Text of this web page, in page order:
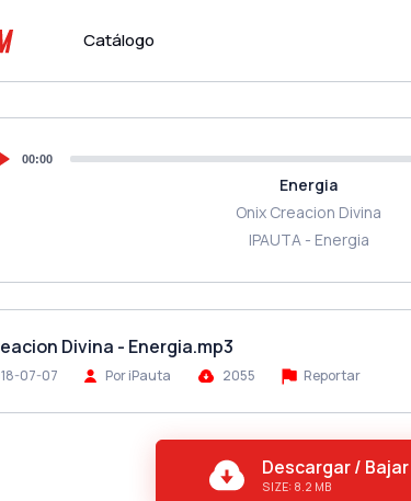
Catálogo
00:00
Energia
Onix Creacion Divina
IPAUTA - Energia
Divina - Energia.mp3
07-07 Por iPauta 2055 Reportar
Descargar / Bajar
SIZE: 8.2 MB